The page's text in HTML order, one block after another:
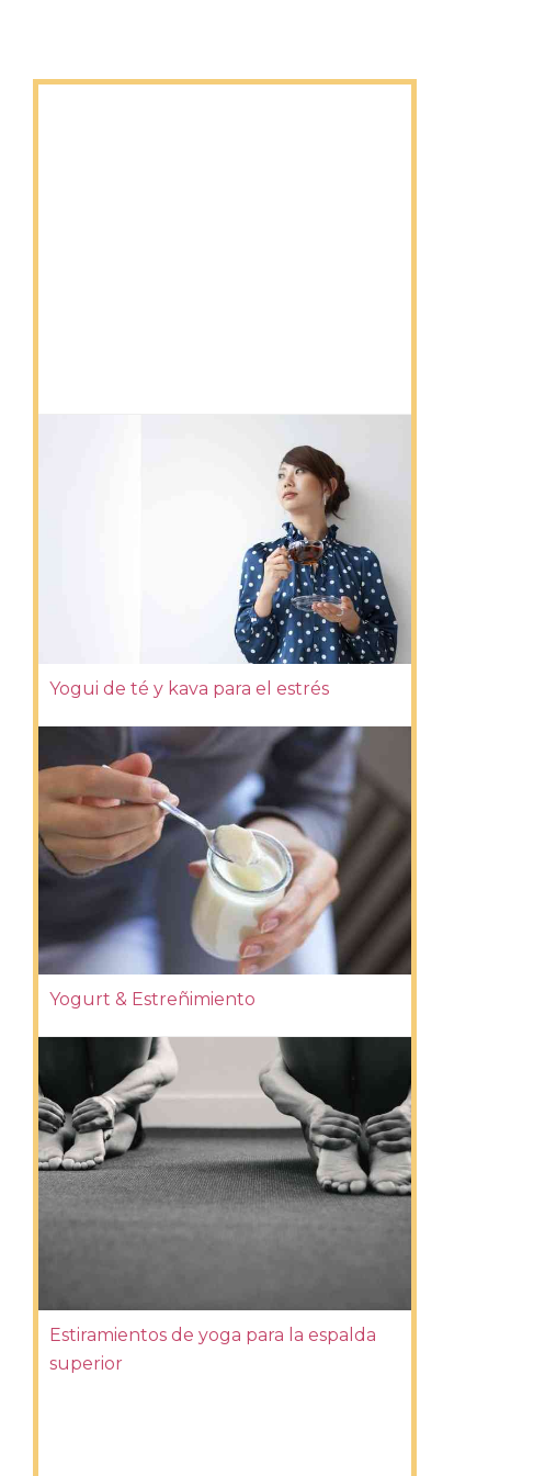
Yogui de té y kava para el estrés
Yogurt & Estreñimiento
Estiramientos de yoga para la espalda
superior